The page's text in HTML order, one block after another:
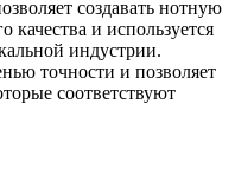
создавать нотную
качества и используется
индустрии.
точности и позволяет
соответствуют